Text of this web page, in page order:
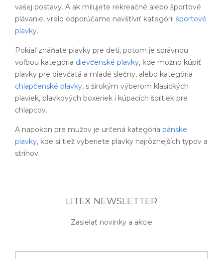
vašej postavy. A ak milujete rekreačné alebo športové
plávanie, vrelo odporúčame navštíviť kategórii športové
plavky.
Pokiaľ zháňate plavky pre deti, potom je správnou
voľbou kategória dievčenské plavky, kde možno kúpiť
plavky pre dievčatá a mladé slečny, alebo kategória
chlapčenské plavky, s širokým výberom klasických
plaviek, plavkových boxeriek i kúpacích šortiek pre
chlapcov.
A napokon pre mužov je určená kategória pánske
plavky, kde si tiež vyberiete plavky najrôznejších typov a
strihov.
LITEX NEWSLETTER
Zasielať novinky a akcie